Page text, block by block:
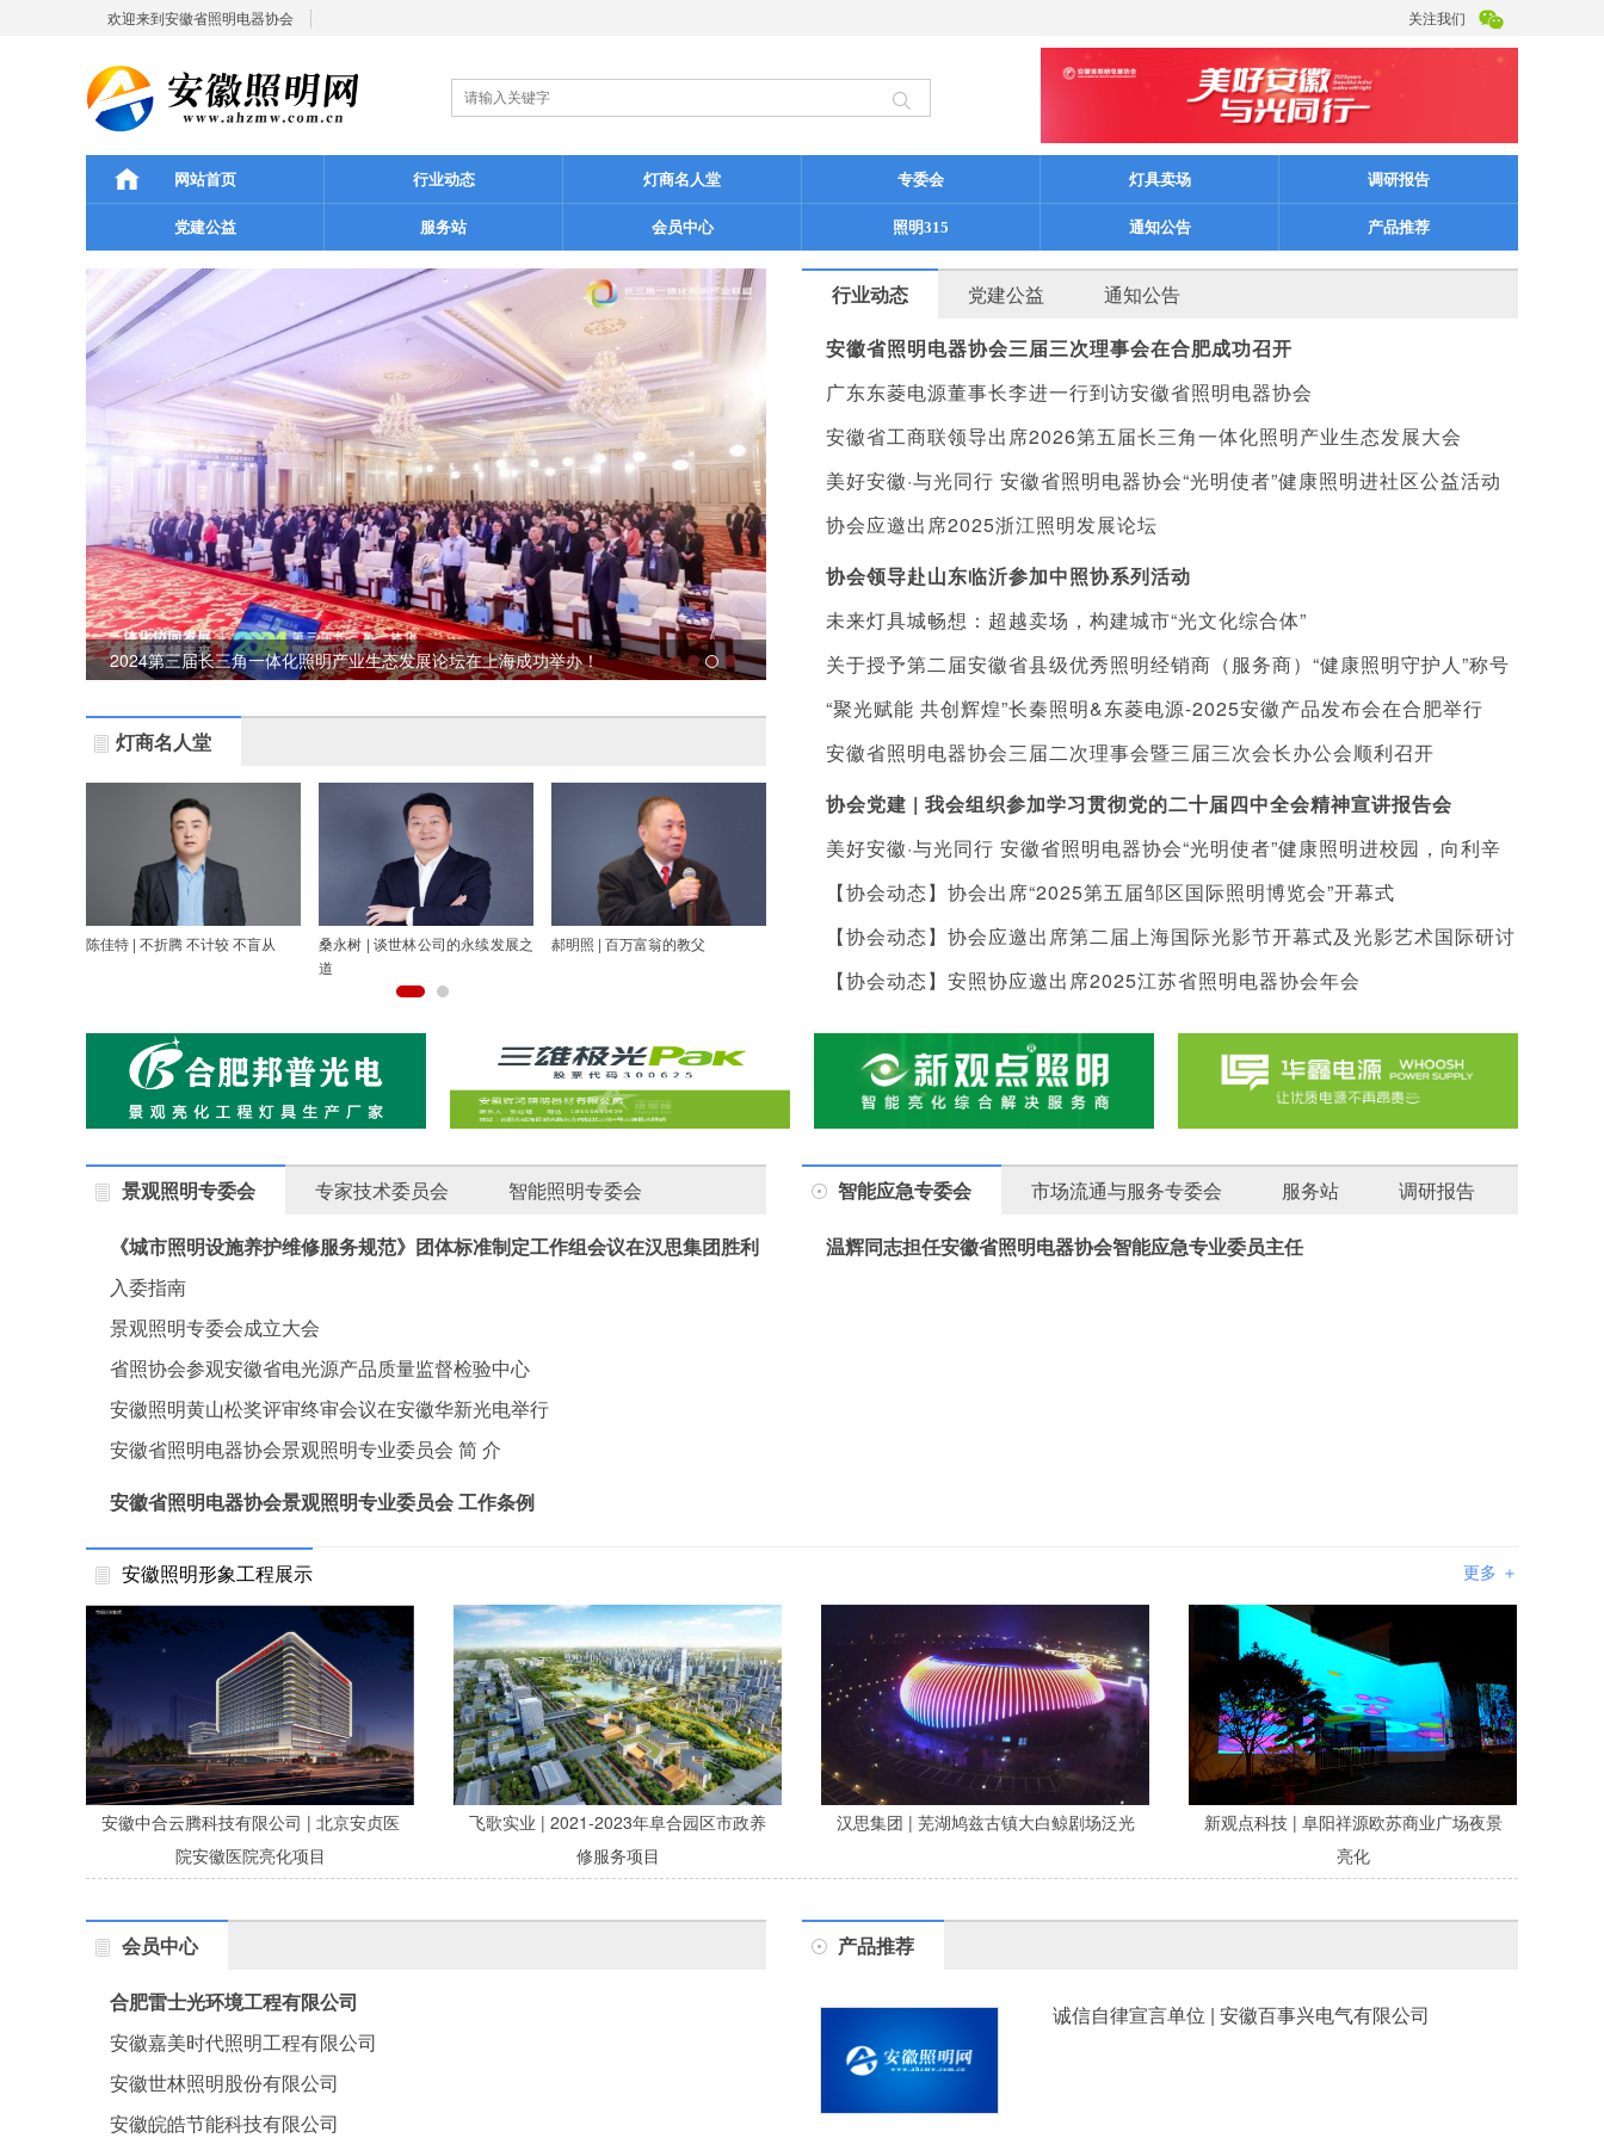
欢迎来到安徽省照明电器协会 关注我们
网站首页 行业动态 灯商名人堂 专委会 灯具卖场 调研报告
党建公益 服务站 会员中心 照明315 通知公告 产品推荐
2024第三届长三角一体化照明产业生态发展论坛在上海成功举办！ 安徽省照明电器协会第三次会员大会在合肥顺利召开
灯商名人堂
陈佳特 | 不折腾 不计较 不盲从
桑永树 | 谈世林公司的永续发展之
道
郝明照 | 百万富翁的教父 李厚宏：扎根金寨 服务全球 许平生 | 灯具，我的幸福事业 王彬| 安徽商业照明百科全书 陈佳特 | 不折腾 不计较
行业动态 党建公益
通知公告
安徽省照明电器协会三届三次理事会在合肥成功召开
广东东菱电源董事长李进一行到访安徽省照明电器协会
安徽省工商联领导出席2026第五届长三角一体化照明产业生态发展大会
美好安徽·与光同行 安徽省照明电器协会“光明使者”健康照明进社区公益活动
协会应邀出席2025浙江照明发展论坛
协会领导赴山东临沂参加中照协系列活动
未来灯具城畅想：超越卖场，构建城市“光文化综合体”
关于授予第二届安徽省县级优秀照明经销商（服务商）“健康照明守护人”称号
暨落实表彰及扶持措施的通知
“聚光赋能 共创辉煌”长秦照明&东菱电源-2025安徽产品发布会在合肥举行
安徽省照明电器协会三届二次理事会暨三届三次会长办公会顺利召开
协会党建 | 我会组织参加学习贯彻党的二十届四中全会精神宣讲报告会
美好安徽·与光同行 安徽省照明电器协会“光明使者”健康照明进校园，向利辛
县城北镇陈营村小学捐赠价值十万元护眼灯具
【协会动态】协会出席“2025第五届邹区国际照明博览会”开幕式
【协会动态】协会应邀出席第二届上海国际光影节开幕式及光影艺术国际研讨
会【协会动态】安照协应邀出席2025江苏省照明电器协会年会
景观照明专委会 专家技术委员会 智能照明专委会
《城市照明设施养护维修服务规范》团体标准制定工作组会议在汉思集团胜利
召开
入委指南
景观照明专委会成立大会
省照协会参观安徽省电光源产品质量监督检验中心
安徽照明黄山松奖评审终审会议在安徽华新光电举行
安徽省照明电器协会景观照明专业委员会 简 介
安徽省照明电器协会景观照明专业委员会 工作条例
智能应急专委会 市场流通与服务专委会 服务站 调研报告
温辉同志担任安徽省照明电器协会智能应急专业委员主任
安徽照明形象工程展示 更多 ＋
安徽中合云腾科技有限公司 | 北京安贞医
院安徽医院亮化项目
飞歌实业 | 2021-2023年阜合园区市政养
修服务项目
汉思集团 | 芜湖鸠兹古镇大白鲸剧场泛光
新观点科技 | 阜阳祥源欧苏商业广场夜景
亮化
会员中心
合肥雷士光环境工程有限公司
安徽嘉美时代照明工程有限公司
安徽世林照明股份有限公司
安徽皖皓节能科技有限公司
产品推荐
诚信自律宣言单位 | 安徽百事兴电气有限公司